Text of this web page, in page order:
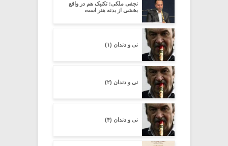
نجفی ملکی: تکنیک هم در واقع
بخشی از بدنه هنر است
نی و دندان (۱)
نی و دندان (۲)
نی و دندان (۴)